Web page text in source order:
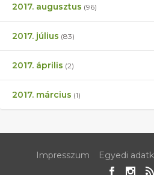
2017. augusztus (96)
2017. július (83)
2017. április (2)
2017. március (1)
Impresszum Egyedi